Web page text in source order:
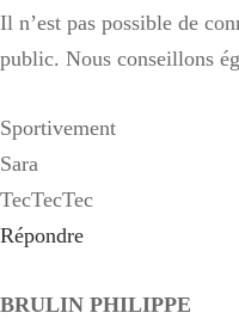
Il n’est pas possible de
public. Nous conseillons
Sportivement
Sara
TecTecTec
Répondre
BRULIN PHILIPPE